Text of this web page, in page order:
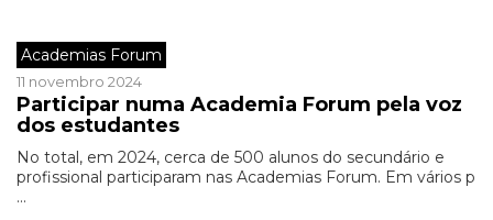
Academias Forum
11 novembro 2024
Participar numa Academia Forum pela voz
dos estudantes
No total, em 2024, cerca de 500 alunos do secundário e
profissional participaram nas Academias Forum. Em vários p
...